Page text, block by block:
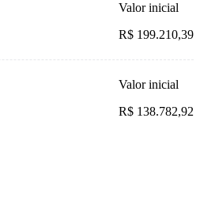
Valor inicial
R$ 199.210,39
Valor inicial
R$ 138.782,92